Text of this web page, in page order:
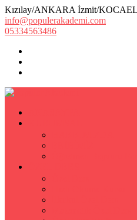
Kızılay/ANKARA İzmit/
info@populerakademi.com
05334563486